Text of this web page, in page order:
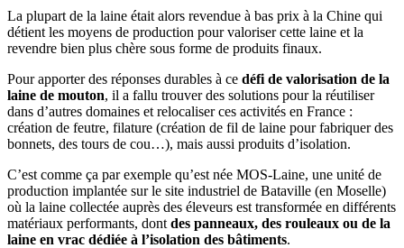
La plupart de la laine était alors revendue à bas prix à la Chine qui
détient les moyens de production pour valoriser cette laine et la
revendre bien plus chère sous forme de produits finaux.
Pour apporter des réponses durables à ce défi de valorisation de la
laine de mouton, il a fallu trouver des solutions pour la réutiliser
dans d’autres domaines et relocaliser ces activités en France :
création de feutre, filature (création de fil de laine pour fabriquer des
bonnets, des tours de cou…), mais aussi produits d’isolation.
C’est comme ça par exemple qu’est née MOS-Laine, une unité de
production implantée sur le site industriel de Bataville (en Moselle)
où la laine collectée auprès des éleveurs est transformée en différents
matériaux performants, dont des panneaux, des rouleaux ou de la
laine en vrac dédiée à l’isolation des bâtiments.